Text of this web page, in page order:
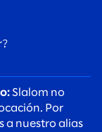
Slalom no
Por
a nuestro alias